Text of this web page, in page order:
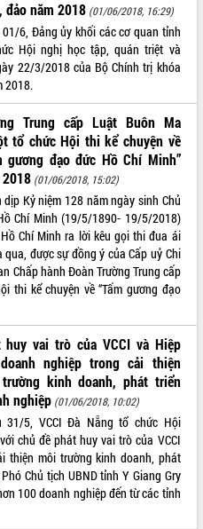
đảo năm 2018 (01/06/2018, 16:29)
01/6, Đảng ủy khối các cơ quan tỉnh
Hội nghị học tập, quán triệt và
22/3/2018 của Bộ Chính trị khóa
2018.
Trung cấp Luật Buôn Ma
tổ chức Hội thi kể chuyện về
gương đạo đức Hồ Chí Minh”
(01/06/2018, 15:02)
dịp Kỷ niệm 128 năm ngày sinh Chủ
Chí Minh (19/5/1890- 19/5/2018)
Chí Minh ra lời kêu gọi thi đua ái
được sự đồng ý của Cấp uỷ Chi
Chấp hành Đoàn Trường Trung cấp
thi kể chuyện về “Tấm gương đạo
huy vai trò của VCCI và Hiệp
nghiệp trong cải thiện
kinh doanh, phát triển
nghiệp (01/06/2018, 10:02)
31/5, VCCI Đà Nẵng tổ chức Hội
chủ đề phát huy vai trò của VCCI
thiện môi trường kinh doanh, phát
Chủ tịch UBND tỉnh Y Giang Gry
100 doanh nghiệp đến từ các tỉnh